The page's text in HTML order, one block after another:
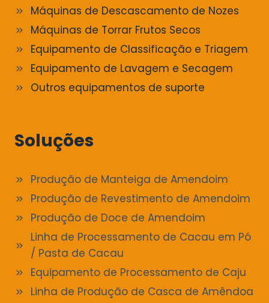
Máquinas de Descascamento de Nozes
Máquinas de Torrar Frutos Secos
Equipamento de Classificação e Triagem
Equipamento de Lavagem e Secagem
Outros equipamentos de suporte
Soluções
Produção de Manteiga de Amendoim
Produção de Revestimento de Amendoim
Produção de Doce de Amendoim
Linha de Processamento de Cacau em Pó
/ Pasta de Cacau
Equipamento de Processamento de Caju
Linha de Produção de Casca de Amêndoa